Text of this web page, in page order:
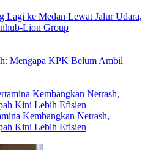
Lagi ke Medan Lewat Jalur Udara,
Lion Group
Mengapa KPK Belum Ambil
Kembangkan Netrash,
Kini Lebih Efisien